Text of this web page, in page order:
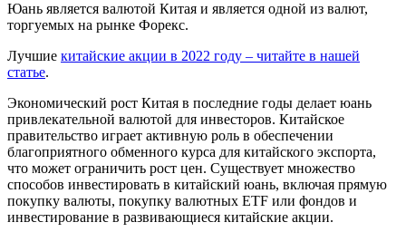
Юань является валютой Китая и является одной из валют,
торгуемых на рынке Форекс.
Лучшие китайские акции в 2022 году – читайте в нашей
статье.
Экономический рост Китая в последние годы делает юань
привлекательной валютой для инвесторов. Китайское
правительство играет активную роль в обеспечении
благоприятного обменного курса для китайского экспорта,
что может ограничить рост цен. Существует множество
способов инвестировать в китайский юань, включая прямую
покупку валюты, покупку валютных ETF или фондов и
инвестирование в развивающиеся китайские акции.